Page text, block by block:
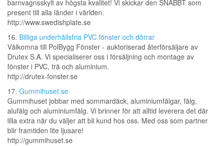
barnvagnsskylt av högsta kvalitet! Vi skickar den SNABBT som
present till alla länder i världen.
http://www.swedishplate.se
16. Billiga underhållsfria PVC fönster och dörrar
Välkomna till PolBygg Fönster - auktoriserad återförsäljare av
Drutex S.A. Vi specialiserer oss i försäljning och montage av
fönster i PVC, trä och aluminium.
http://drutex-fonster.se
17. Gummihuset.se
Gummihuset jobbar med sommardäck, aluminiumfälgar, fälg,
alufälg och aluminiumfälg. Vi brinner för att alltid leverera det där
lilla extra när du väljer att bli kund hos oss. Med oss som partner
blir framtiden lite ljusare!
http://gummihuset.se